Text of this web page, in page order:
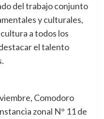
del trabajo conjunto
y culturales,
a todos los
el talento
Comodoro
zonal N° 11 de